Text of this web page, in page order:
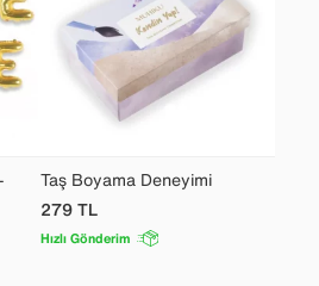
Taş Boyama Deneyimi
279TL
Hızlı Gönderim